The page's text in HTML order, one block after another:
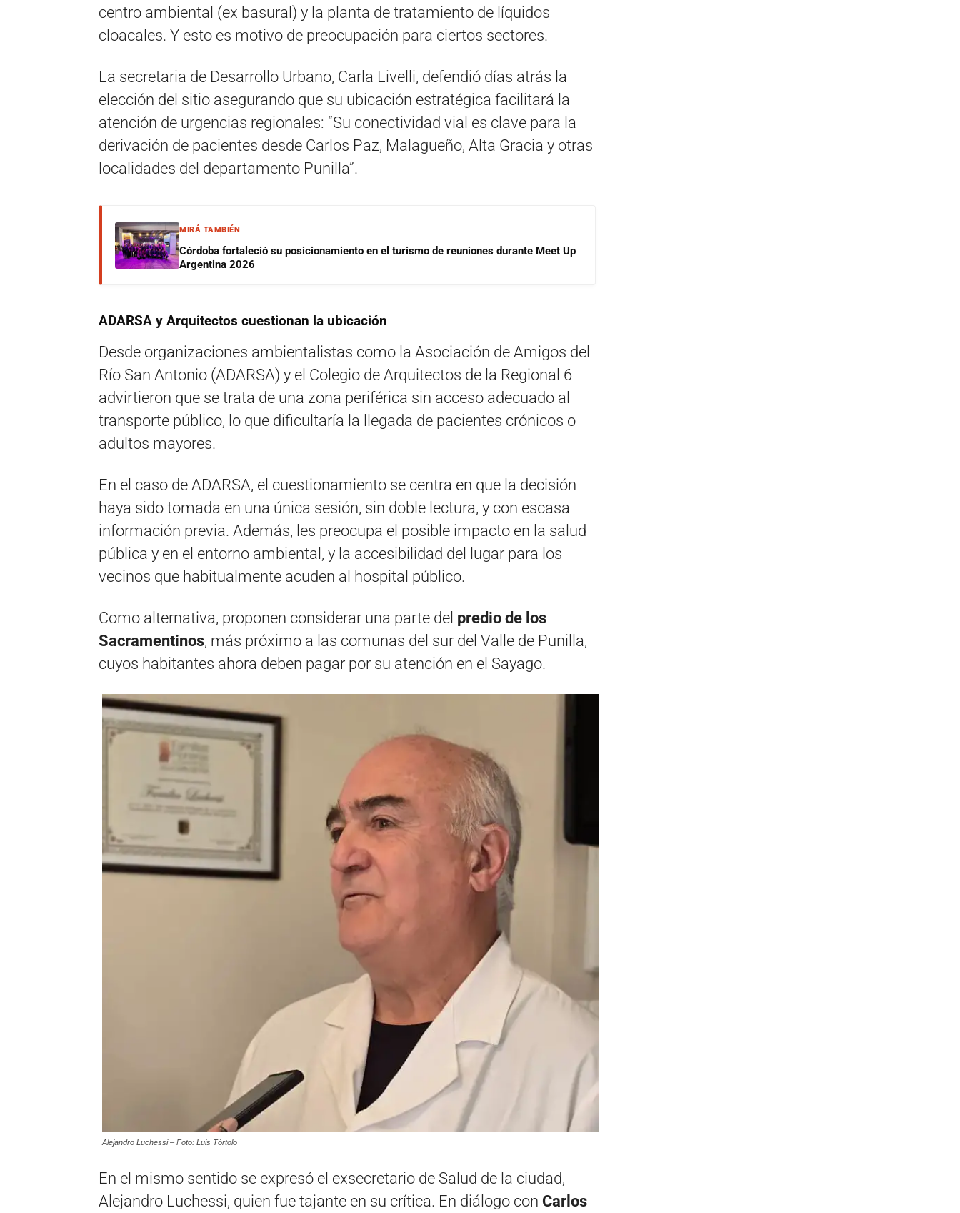
centro ambiental (ex basural) y la planta de tratamiento de líquidos
cloacales. Y esto es motivo de preocupación para ciertos sectores.
La secretaria de Desarrollo Urbano, Carla Livelli, defendió días atrás la
elección del sitio asegurando que su ubicación estratégica facilitará la
atención de urgencias regionales: “Su conectividad vial es clave para la
derivación de pacientes desde Carlos Paz, Malagueño, Alta Gracia y otras
localidades del departamento Punilla”.
MIRÁ TAMBIÉN
Córdoba fortaleció su posicionamiento en el turismo de reuniones durante Meet Up
Argentina 2026
ADARSA y Arquitectos cuestionan la ubicación
Desde organizaciones ambientalistas como la Asociación de Amigos del
Río San Antonio (ADARSA) y el Colegio de Arquitectos de la Regional 6
advirtieron que se trata de una zona periférica sin acceso adecuado al
transporte público, lo que dificultaría la llegada de pacientes crónicos o
adultos mayores.
En el caso de ADARSA, el cuestionamiento se centra en que la decisión
haya sido tomada en una única sesión, sin doble lectura, y con escasa
información previa. Además, les preocupa el posible impacto en la salud
pública y en el entorno ambiental, y la accesibilidad del lugar para los
vecinos que habitualmente acuden al hospital público.
Como alternativa, proponen considerar una parte del predio de los
Sacramentinos, más próximo a las comunas del sur del Valle de Punilla,
cuyos habitantes ahora deben pagar por su atención en el Sayago.
Alejandro Luchessi – Foto: Luis Tórtolo
En el mismo sentido se expresó el exsecretario de Salud de la ciudad,
Alejandro Luchessi, quien fue tajante en su crítica. En diálogo con Carlos